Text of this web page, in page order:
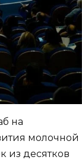
на
молочной
из десятков